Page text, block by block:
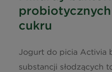
Energia
Tłuszcz
cukru
Jogurt do picia Activia
substancji słodzących